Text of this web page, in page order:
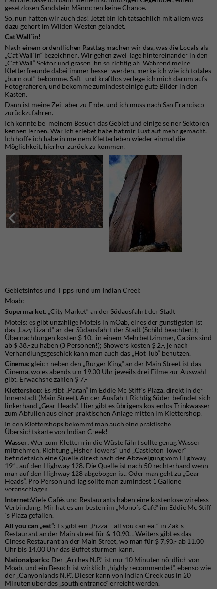
gesetzlosen Sandstein Männchen keine Chance.
So, nun hätten wir auch das! Jetzt bin ich tatsächlich mit allem was
dazu gehört im Wilden Westen gelandet.
Cat Wall´in!
Nach einem ordentlichen Rasttag machen wir das, was die Locals als
„Cat Wall´in“ bezeichnen. Wir gehen zwei Tage hintereinander in den
„Cat Wall“ Sektor und grasen ihn so richtig ab. Während meine
Kletterfreunde dabei immer besser werden, merke ich wie ich totales
„burn out“ bekomme. Saft- und kraftlos verlege ich mich darum aufs
Fotografieren, und bekomme zumindest einige gute Bilder in den
Kasten.
Dann ist meine Zeit aber zu Ende, und ich muss nach San Francisco
zurückzufahren.
Ich konnte bei meinem Besuch das Gebiet und einige seiner Sektoren
kennen lernen. War ich erlebet habe hat mir Lust auf mehr gemacht.
Ich hoffe ich habe in meinem Kletterleben wieder einmal die
Möglichkeit, hierher zurück zu kommen.
Gebietsinfos und Tipps rund um Indian Creek
Moab:
Supermarket: „City Market“ an der Südausfahrt der Stadt
Motels: es gibt unzählige Motels in mOab, eines der günstigsten ist
das „Lazy Lizard“ an der Südausfahrt der Stadt (Schild beachten!);
Übernachtungen kosten $ 10.- in einem Mehrbettzimmer, Cabins sind
ab $ 38.- zu haben (3 Personen!); Showers kosten $ 2.-, je nach
Verhandlungsgeschick kann man auch das „Hot Tub“ benutzen.
Cinema: gleich neben den „Burger King“ an der Main Street ist das
Cinema, wo es abends um 19.00 Uhr jeweils drei Filme zur Auswahl
gibt. Erwachsne zahlen $ 7.-
Klettershop: Es gibt „Pagan“ im Eddie Mc Stiff´s Plaza, direkt in der
Innenstadt (Main Street). An der Ausfahrt Richtig Süden befindet sich
linkerhand „Gear Heads“. Hier gibt es übrigens kostenlos Trinkwasser
zum Abfüllen aus einer praktischen Anlage mitten im Klettershop.
In den Klettershops bekommt man auch eine praktische
Übersichtskarte von Indian Creek!
Wasser: Wer zum Klettern in die Wüste fährt sollte genug Wasser
mitnehmen. Richtung „Fisher Towers“ und „Castleton Tower“
befindet sich eine Quelle direkt nach der Abzweigung vom Highway
191, auf den Highway 128. Die Quelle ist nach 50 rechterhand wenn
man auf den Highway 128 abgebogen ist. Oder man geht zu „Gear
Heads“. Pro Person und Tag sollte man zumindest 1 Gallone
veranschlagen.
Internet:Viele Cafés und Restaurants haben eine kostenlose wireless
Verbindung. Mir hat es am besten im „Mono´s Café“ im Eddie Mc Stiff
´s Plaza gefallen.
All you can „eat“: Es gibt ein „Pizza – all you can eat“ in Zak´s
Restaurant an der Main street für & 10,90.-. Weiters gibt es das
Cinese Restaurant an der Main Street, wo man für $ 7,90.- ab 11.00
Uhr bis 14.00 Uhr das Buffet stürmen kann.
Nationalparks: Der „Arches N.P.“ ist nur 10 Minuten nördlich von
Moab, und ein Besuch ist wirklich „highly recommended“, ebenso wie
der „Canyonlands N.P.“. Dieser kann von Indian Creek aus in 20
Minuten über des „south entrance“ erreicht werden.